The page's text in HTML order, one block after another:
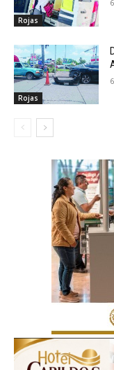
Rojas
Rojas